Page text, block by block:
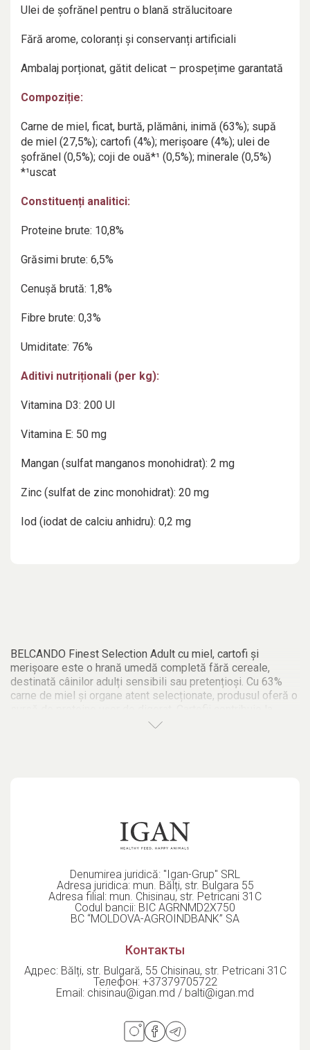
Ulei de șofrănel pentru o blană strălucitoare
Fără arome, coloranți și conservanți artificiali
Ambalaj porționat, gătit delicat – prospețime garantată
Compoziție:
Carne de miel, ficat, burtă, plămâni, inimă (63%); supă
de miel (27,5%); cartofi (4%); merișoare (4%); ulei de
șofrănel (0,5%); coji de ouă*¹ (0,5%); minerale (0,5%)
*¹uscat
Constituenți analitici:
Proteine brute: 10,8%
Grăsimi brute: 6,5%
Cenușă brută: 1,8%
Fibre brute: 0,3%
Umiditate: 76%
Aditivi nutriționali (per kg):
Vitamina D3: 200 UI
Vitamina E: 50 mg
Mangan (sulfat manganos monohidrat): 2 mg
Zinc (sulfat de zinc monohidrat): 20 mg
Iod (iodat de calciu anhidru): 0,2 mg
BELCANDO Finest Selection Adult cu miel, cartofi și
merișoare este o hrană umedă completă fără cereale,
destinată câinilor adulți sensibili sau pretențioși. Cu 63%
carne de miel și organe atent selecționate, produsul oferă o
eliberarea lentă a energiei, iar merișoarele sunt bogate în
hrană premium gătită delicat păstrează gustul autentic al
ingredientelor și oferă o experiență culinară de top pentru
Denumirea juridică: "Igan-Grup" SRL
Adresa juridica: mun. Bălți, str. Bulgara 55
Adresa filial: mun. Chisinau, str. Petricani 31C
Codul bancii: BIC AGRNMD2X750
BC “MOLDOVA-AGROINDBANK” SA
Контакты
Адрес: Bălți, str. Bulgară, 55 Chisinau, str. Petricani 31C
Телефон: +37379705722
Email: chisinau@igan.md / balti@igan.md